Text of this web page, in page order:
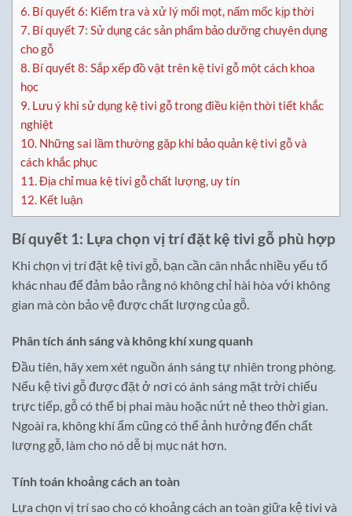
6. Bí quyết 6: Kiểm tra và xử lý mối mọt, nấm mốc kịp thời
7. Bí quyết 7: Sử dụng các sản phẩm bảo dưỡng chuyên dụng
cho gỗ
8. Bí quyết 8: Sắp xếp đồ vật trên kệ tivi gỗ một cách khoa
học
9. Lưu ý khi sử dụng kệ tivi gỗ trong điều kiện thời tiết khắc
nghiệt
10. Những sai lầm thường gặp khi bảo quản kệ tivi gỗ và
cách khắc phục
11. Địa chỉ mua kệ tivi gỗ chất lượng, uy tín
12. Kết luận
Bí quyết 1: Lựa chọn vị trí đặt kệ tivi gỗ phù hợp
Khi chọn vị trí đặt kệ tivi gỗ, bạn cần cân nhắc nhiều yếu tố
khác nhau để đảm bảo rằng nó không chỉ hài hòa với không
gian mà còn bảo vệ được chất lượng của gỗ.
Phân tích ánh sáng và không khí xung quanh
Đầu tiên, hãy xem xét nguồn ánh sáng tự nhiên trong phòng.
Nếu kệ tivi gỗ được đặt ở nơi có ánh sáng mặt trời chiếu
trực tiếp, gỗ có thể bị phai màu hoặc nứt nẻ theo thời gian.
Ngoài ra, không khí ẩm cũng có thể ảnh hưởng đến chất
lượng gỗ, làm cho nó dễ bị mục nát hơn.
Tính toán khoảng cách an toàn
Lựa chọn vị trí sao cho có khoảng cách an toàn giữa kệ tivi và